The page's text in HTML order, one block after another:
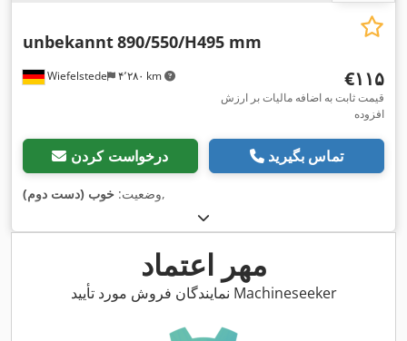
Wiefelstede ۴٬۲۸۰ km
unbekannt890/550/H495 mm
‎€۱۱۵
قیمت ثابت به اضافه مالیات بر ارزش
افزوده
درخواست کردن تماس بگیرید
وضعیت: خوب (دست دوم) ,
مهر اعتماد
نمایندگان فروش مورد تأیید Machineseeker